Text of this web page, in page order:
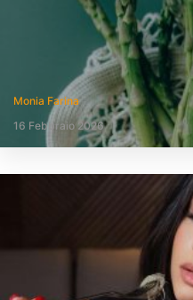
Monia Farina
16 Febbraio 2026